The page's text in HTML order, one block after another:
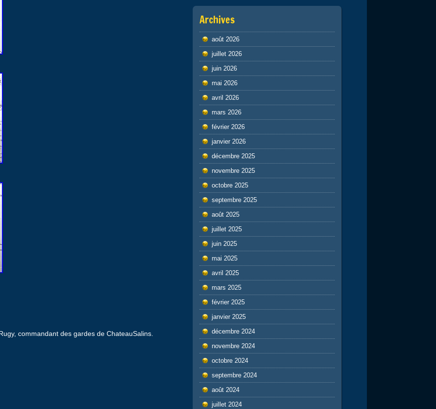
commandant des gardes de ChateauSalins.
Archives
août 2026
juillet 2026
juin 2026
mai 2026
avril 2026
mars 2026
février 2026
janvier 2026
décembre 2025
novembre 2025
octobre 2025
septembre 2025
août 2025
juillet 2025
juin 2025
mai 2025
avril 2025
mars 2025
février 2025
janvier 2025
décembre 2024
novembre 2024
octobre 2024
septembre 2024
août 2024
juillet 2024